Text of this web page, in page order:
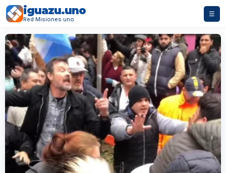
iguazu.uno
Red Misiones.uno
☰